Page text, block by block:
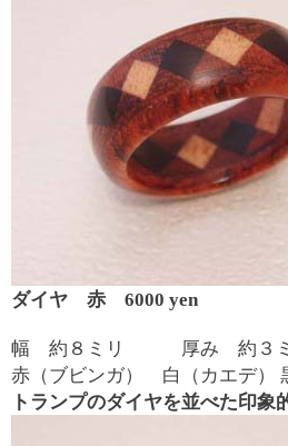
ダイヤ 赤 6000 yen
幅 約８ミリ 厚み 約３ミ
赤（ブビンガ） 白（カエデ）
トランプのダイヤを並べた印象